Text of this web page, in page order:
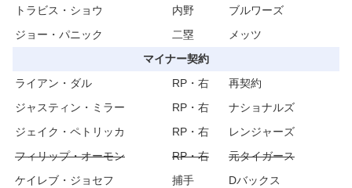
トラビス・ショウ
内野
ブルワーズ
ジョー・パニック
二塁
メッツ
マイナー契約
ライアン・ダル
RP・右
再契約
ジャスティン・ミラー
RP・右
ナショナルズ
ジェイク・ペトリッカ
RP・右
レンジャーズ
フィリップ・オーモン
RP・右
元タイガース
ケイレブ・ジョセフ
捕手
Dバックス